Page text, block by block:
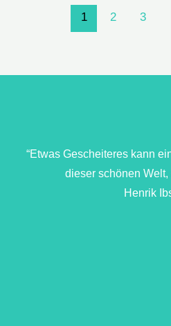
1 2 3
“Etwas Gescheiteres kann
dieser schönen Welt,
Henrik